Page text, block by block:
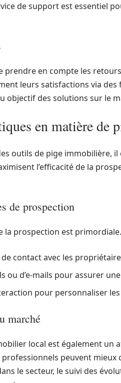
de support est essentiel
prendre en compte les
leurs satisfactions via
objectif des solutions sur le
en matière de
outils de pige immobilière, il
l’efficacité de la
de prospection
la prospection est
contact avec les
ou d’e-mails pour assurer
pour personnaliser
marché
local est également un
peuvent
le secteur, le suivi des